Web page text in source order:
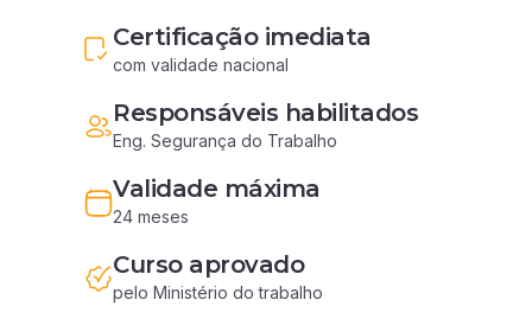
Certificação imediata
com validade nacional
Responsáveis habilitados
Eng. Segurança do Trabalho
Validade máxima
24 meses
Curso aprovado
pelo Ministério do trabalho